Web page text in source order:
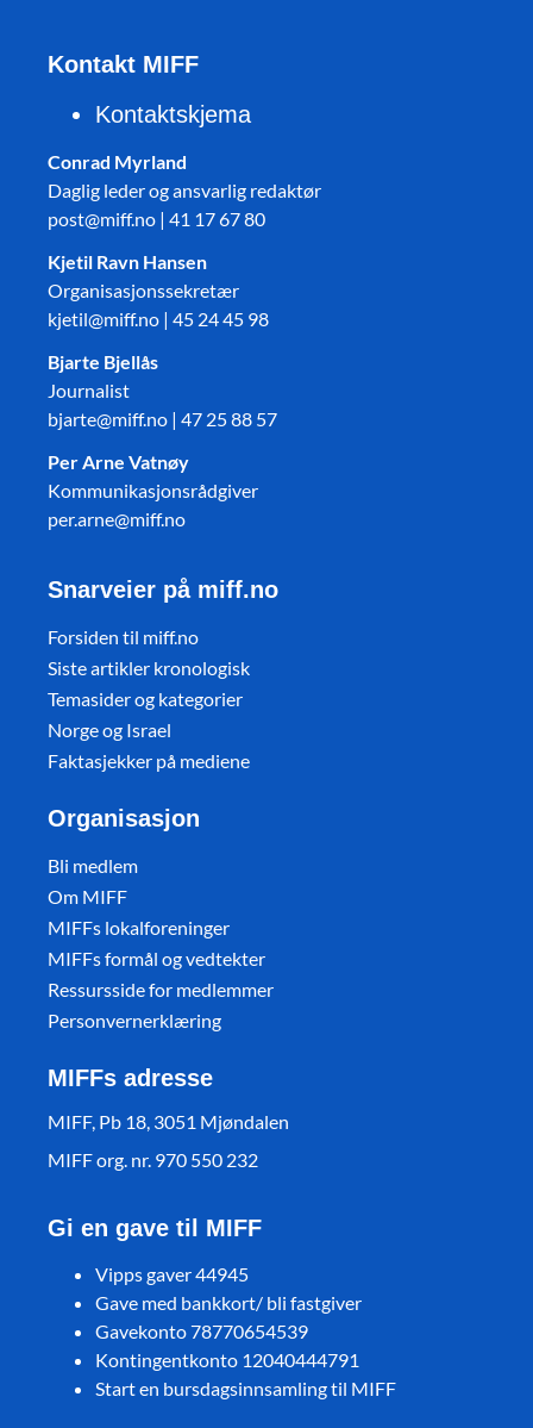
Kontakt MIFF
Kontaktskjema
Conrad Myrland
Daglig leder og ansvarlig redaktør
post@miff.no | 41 17 67 80
Kjetil Ravn Hansen
Organisasjonssekretær
kjetil@miff.no | 45 24 45 98
Bjarte Bjellås
Journalist
bjarte@miff.no | 47 25 88 57
Per Arne Vatnøy
Kommunikasjonsrådgiver
per.arne@miff.no
Snarveier på miff.no
Forsiden til miff.no
Siste artikler kronologisk
Temasider og kategorier
Norge og Israel
Faktasjekker på mediene
Organisasjon
Bli medlem
Om MIFF
MIFFs lokalforeninger
MIFFs formål og vedtekter
Ressursside for medlemmer
Personvernerklæring
MIFFs adresse
MIFF, Pb 18, 3051 Mjøndalen
MIFF org. nr. 970 550 232
Gi en gave til MIFF
Vipps gaver 44945
Gave med bankkort/ bli fastgiver
Gavekonto 78770654539
Kontingentkonto 12040444791
Start en bursdagsinnsamling til MIFF